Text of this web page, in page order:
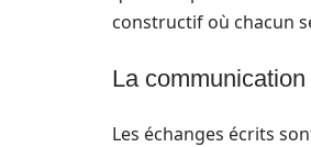
constructif où chacun
La
Les échanges écrits